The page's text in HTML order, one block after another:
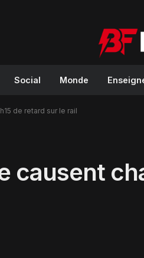
Social Monde
de retard sur le rail
causent